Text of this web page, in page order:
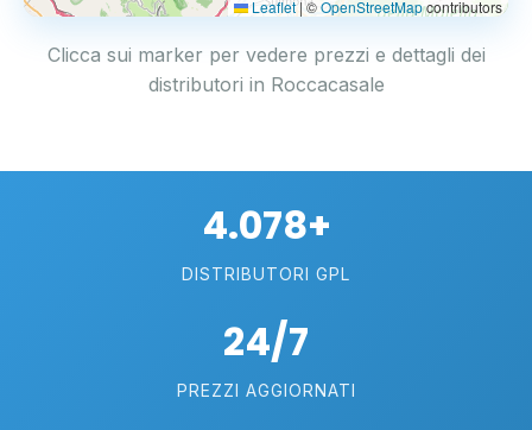
Leaflet|©OpenStreetMapcontributors
Clicca sui marker per vedere prezzi e dettagli dei
distributori in Roccacasale
4.078+
DISTRIBUTORI GPL
24/7
PREZZI AGGIORNATI